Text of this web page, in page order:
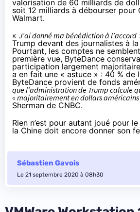
valorisation de 60 milliards de
soit 12 milliards à débourser pour
Walmart.
« J’ai donné ma bénédiction à l’accord
Trump devant des journalistes à
Pourtant, les comptes ne
première vue, ByteDance
participation largement
a en fait une « astuce » : 40 % de
ByteDance provient de fonds
que l’administration de Trump calcule
« majoritairement en dollars américains
Sherman de CNBC.
Rien n’est pour autant joué pour
la Chine doit encore donner son
Sébastien Gavois
Le 21 septembre 2020 à 08h30